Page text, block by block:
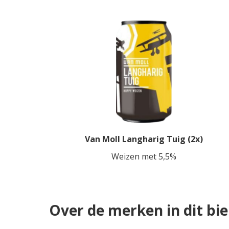
Van Moll Langharig Tuig (2x)
Weizen met 5,5%
Over de merken in dit